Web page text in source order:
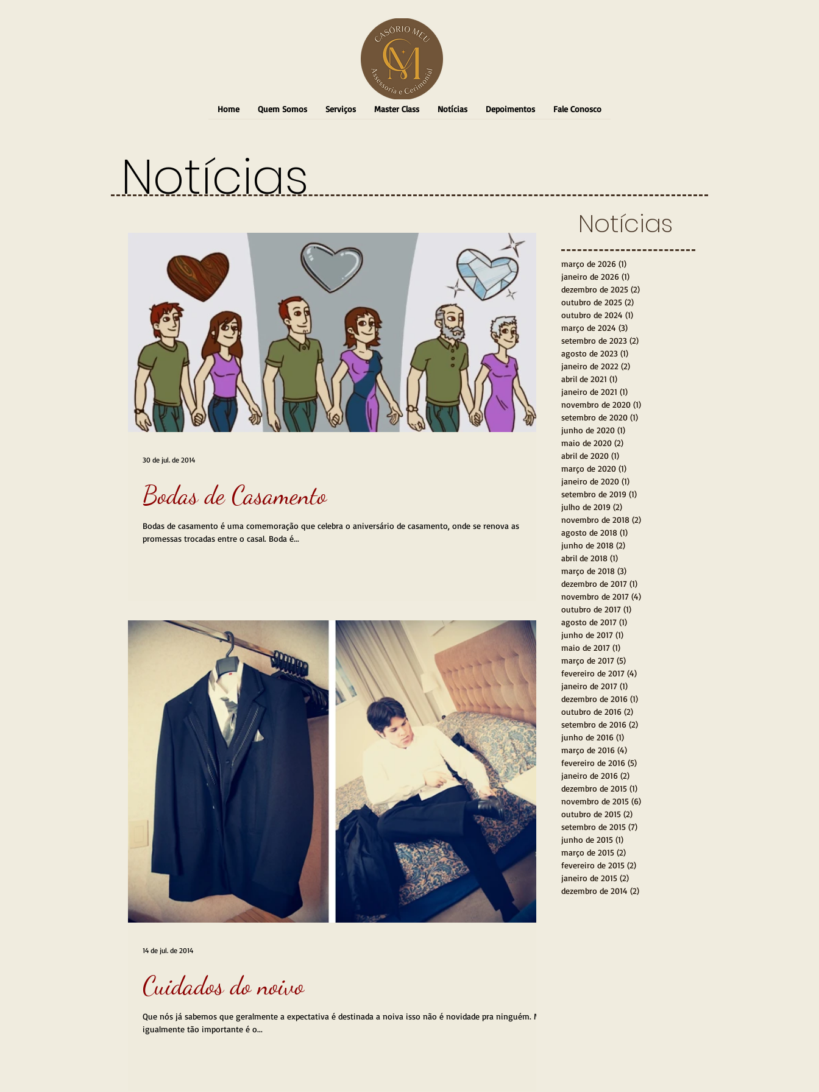
Home Quem Somos Serviços Master Class Notícias Depoimentos Fale Conosco
Notícias
Bodas de Casamento
Bodas de casamento é uma comemoração que celebra o aniversário de casamento, onde se renova as
promessas trocadas entre o casal. Boda é...
30 de jul. de 2014
Cuidados do noivo
Que nós já sabemos que geralmente a expectativa é destinada a noiva isso não é novidade pra ninguém. Mas
igualmente tão importante é o...
14 de jul. de 2014
Notícias
março de 2026 (1)
janeiro de 2026 (1)
dezembro de 2025 (2)
outubro de 2025 (2)
outubro de 2024 (1)
março de 2024 (3)
setembro de 2023 (2)
agosto de 2023 (1)
janeiro de 2022 (2)
abril de 2021 (1)
janeiro de 2021 (1)
novembro de 2020 (1)
setembro de 2020 (1)
junho de 2020 (1)
maio de 2020 (2)
abril de 2020 (1)
março de 2020 (1)
janeiro de 2020 (1)
setembro de 2019 (1)
julho de 2019 (2)
novembro de 2018 (2)
agosto de 2018 (1)
junho de 2018 (2)
abril de 2018 (1)
março de 2018 (3)
dezembro de 2017 (1)
novembro de 2017 (4)
outubro de 2017 (1)
agosto de 2017 (1)
junho de 2017 (1)
maio de 2017 (1)
março de 2017 (5)
fevereiro de 2017 (4)
janeiro de 2017 (1)
dezembro de 2016 (1)
outubro de 2016 (2)
setembro de 2016 (2)
junho de 2016 (1)
março de 2016 (4)
fevereiro de 2016 (5)
janeiro de 2016 (2)
dezembro de 2015 (1)
novembro de 2015 (6)
outubro de 2015 (2)
setembro de 2015 (7)
junho de 2015 (1)
março de 2015 (2)
fevereiro de 2015 (2)
janeiro de 2015 (2)
dezembro de 2014 (2)